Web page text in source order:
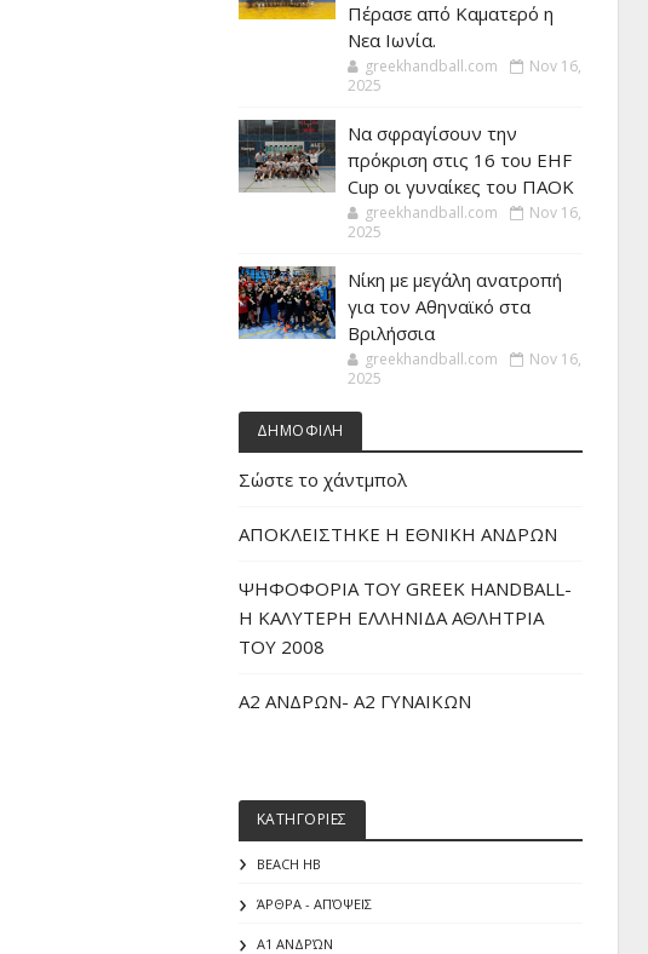
Πέρασε από Καματερό η
Νεα Ιωνία.
greekhandball.com
Nov 16,
2025
Να σφραγίσουν την
πρόκριση στις 16 του EHF
Cup οι γυναίκες του ΠΑΟΚ
greekhandball.com
Nov 16,
2025
Νίκη με μεγάλη ανατροπή
για τον Αθηναϊκό στα
Βριλήσσια
greekhandball.com
Nov 16,
2025
ΔΗΜΟΦΙΛΗ
Σώστε το χάντμπολ
ΑΠΟΚΛΕΙΣΤΗΚΕ Η ΕΘΝΙΚΗ ΑΝΔΡΩΝ
ΨΗΦΟΦΟΡΙΑ ΤΟΥ GREEK HANDBALL-
H ΚΑΛΥΤΕΡΗ ΕΛΛΗΝΙΔΑ ΑΘΛΗΤΡΙΑ
ΤΟΥ 2008
Α2 ΑΝΔΡΩΝ- Α2 ΓΥΝΑΙΚΩΝ
ΚΑΤΗΓΟΡΙΕΣ
BEACH HB
ΆΡΘΡΑ - ΑΠΌΨΕΙΣ
Α1 ΑΝΔΡΏΝ